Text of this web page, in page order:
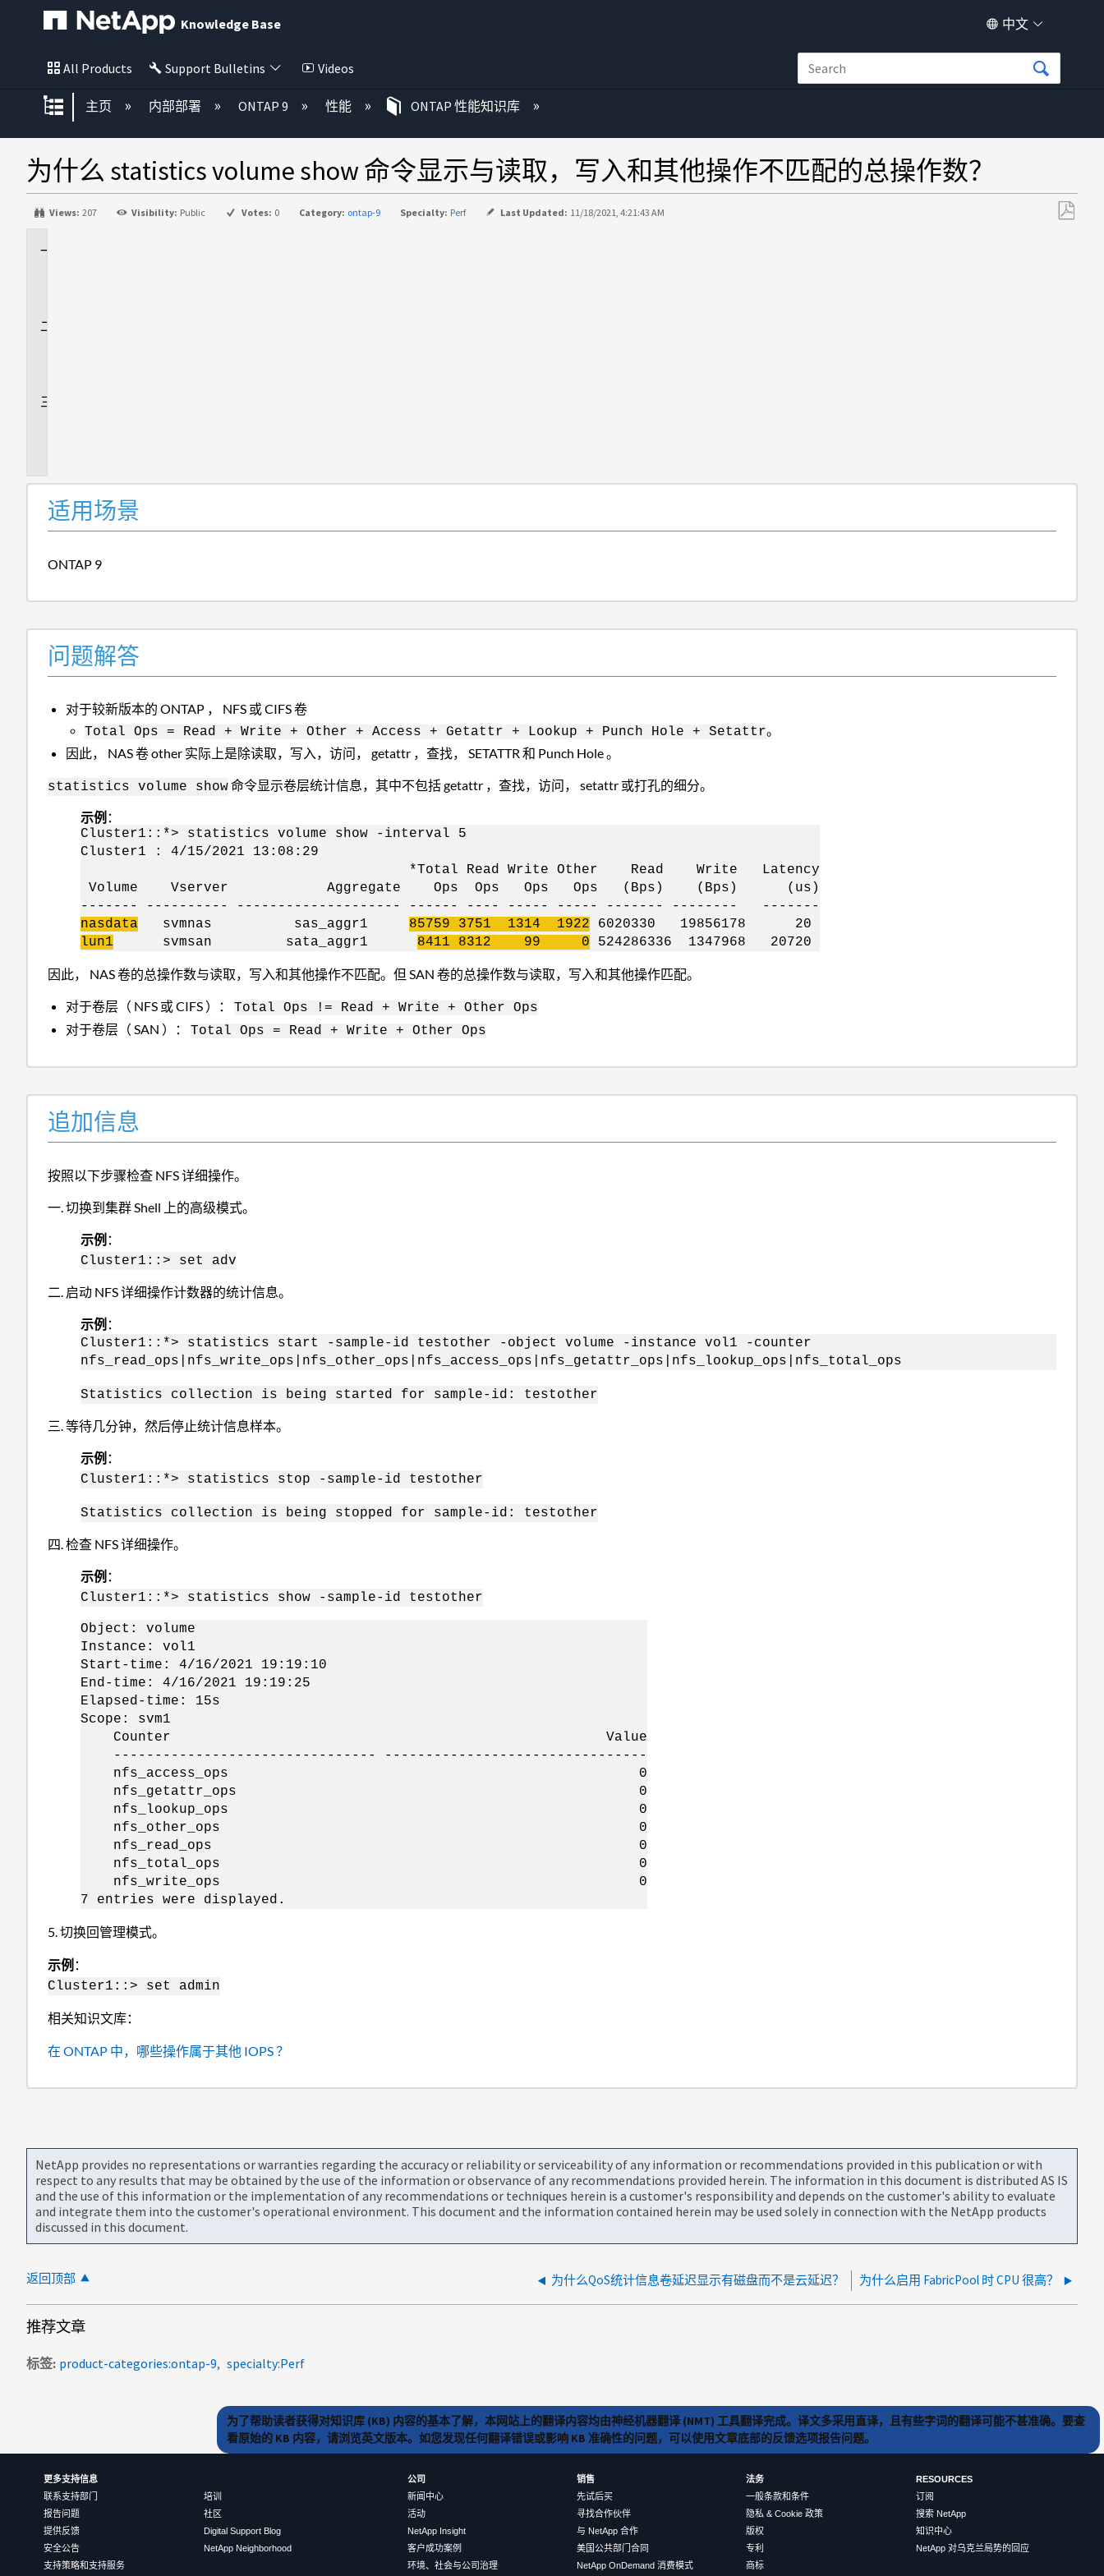
Knowledge Base 中文
All Products Support Bulletins Videos
扩展/隐缩全局层次
主页 内部部署 ONTAP 9 性能 ONTAP 性能知识库
为什么 statistics volume show 命令显示与读取，写入和其他操作不匹配的总操作数？
Views: 207 Visibility: Public Votes: 0 Category: ontap-9 Specialty: Perf Last Updated: 11/18/2021, 4:21:43 AM
适用场景
ONTAP 9
问题解答
对于较新版本的 ONTAP ， NFS 或 CIFS 卷
Total Ops = Read + Write + Other + Access + Getattr + Lookup + Punch Hole + Setattr。
因此， NAS 卷 other 实际上是除读取，写入，访问， getattr ，查找， SETATTR 和 Punch Hole 。
statistics volume show命令显示卷层统计信息，其中不包括 getattr ，查找，访问， setattr 或打孔的细分。
示例 ：
Cluster1::*> statistics volume show -interval 5
Cluster1 : 4/15/2021 13:08:29
*Total Read Write Other Read Write Latency
Volume Vserver Aggregate Ops Ops Ops Ops (Bps) (Bps) (us)
------- ---------- -------------------- ------ ---- ----- ----- ------- -------- -------
nasdata svmnas sas_aggr1 85759 3751 1314 1922 6020330 19856178 20
lun1 svmsan sata_aggr1 8411 8312 99 0 524286336 1347968 20720
因此， NAS 卷的总操作数与读取，写入和其他操作不匹配。但 SAN 卷的总操作数与读取，写入和其他操作匹配。
对于卷层（ NFS 或 CIFS ）：Total Ops != Read + Write + Other Ops
对于卷层（ SAN ）：Total Ops = Read + Write + Other Ops
追加信息
按照以下步骤检查 NFS 详细操作。
切换到集群 Shell 上的高级模式。
示例 ：
Cluster1::> set adv
启动 NFS 详细操作计数器的统计信息。
示例 ：
Cluster1::*> statistics start -sample-id testother -object volume -instance vol1 -counter
nfs_read_ops|nfs_write_ops|nfs_other_ops|nfs_access_ops|nfs_getattr_ops|nfs_lookup_ops|nfs_total_ops
Statistics collection is being started for sample-id: testother
等待几分钟，然后停止统计信息样本。
示例 ：
Cluster1::*> statistics stop -sample-id testother
Statistics collection is being stopped for sample-id: testother
检查 NFS 详细操作。
示例 ：
Cluster1::*> statistics show -sample-id testother
Object: volume
Instance: vol1
Start-time: 4/16/2021 19:19:10
End-time: 4/16/2021 19:19:25
Elapsed-time: 15s
Scope: svm1
Counter Value
-------------------------------- --------------------------------
nfs_access_ops 0
nfs_getattr_ops 0
nfs_lookup_ops 0
nfs_other_ops 0
nfs_read_ops 0
nfs_total_ops 0
nfs_write_ops 0
7 entries were displayed.
5. 切换回管理模式。
示例 ：
Cluster1::> set admin
相关知识文库：
在 ONTAP 中，哪些操作属于其他 IOPS ？
NetApp provides no representations or warranties regarding the accuracy or reliability or serviceability of any information or recommendations provided in this publication or with
respect to any results that may be obtained by the use of the information or observance of any recommendations provided herein. The information in this document is distributed AS IS
and the use of this information or the implementation of any recommendations or techniques herein is a customer's responsibility and depends on the customer's ability to evaluate
and integrate them into the customer's operational environment. This document and the information contained herein may be used solely in connection with the NetApp products
discussed in this document.
返回顶部 为什么QoS统计信息卷延迟显示有磁盘而不是云延迟？ 为什么启用 FabricPool 时 CPU 很高？
推荐文章
标签 product-categories:ontap-9 specialty:Perf
为了帮助读者获得对知识库 (KB) 内容的基本了解，本网站上的翻译内容均由神经机器翻译 (NMT) 工具翻译完成。译文多采用直译，且有些字词的翻译可能不甚准确。要查
看原始的 KB 内容，请浏览英文版本。如您发现任何翻译错误或影响 KB 准确性的问题，可以使用文章底部的反馈选项报告问题。
更多支持信息
联系支持部门
报告问题
提供反馈
安全公告
支持策略和支持服务
培训
社区
Digital Support Blog
NetApp Neighborhood
公司
新闻中心
活动
NetApp Insight
客户成功案例
环境、社会与公司治理
销售
先试后买
寻找合作伙伴
与 NetApp 合作
美国公共部门合同
NetApp OnDemand 消费模式
法务
一般条款和条件
隐私 & Cookie 政策
版权
专利
商标
RESOURCES
订阅
搜索 NetApp
知识中心
NetApp 对乌克兰局势的回应